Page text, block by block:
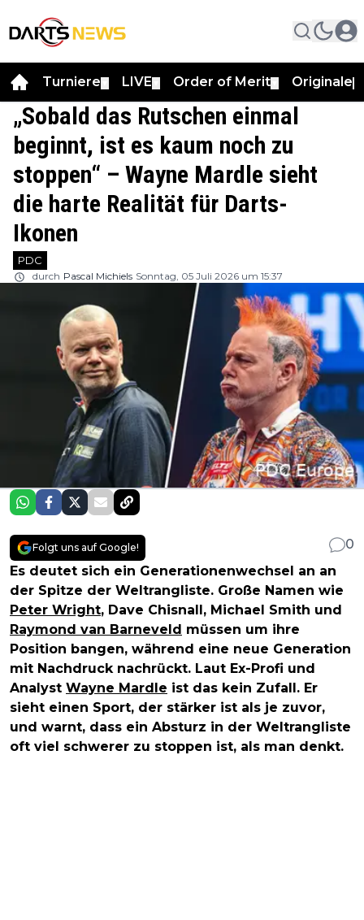
Turniere LIVE Order of Merit Originale
„Sobald das Rutschen einmal
beginnt, ist es kaum noch zu
stoppen“ – Wayne Mardle sieht
die harte Realität für Darts-
Ikonen
PDC
durch Pascal Michiels Sonntag, 05 Juli 2026 um 15:37
Folgt uns auf Google!
0
Es deutet sich ein Generationenwechsel an an
der Spitze der Weltrangliste. Große Namen wie
Peter Wright, Dave Chisnall, Michael Smith und
Raymond van Barneveld müssen um ihre
Position bangen, während eine neue Generation
mit Nachdruck nachrückt. Laut Ex-Profi und
Analyst Wayne Mardle ist das kein Zufall. Er
sieht einen Sport, der stärker ist als je zuvor,
und warnt, dass ein Absturz in der Weltrangliste
oft viel schwerer zu stoppen ist, als man denkt.